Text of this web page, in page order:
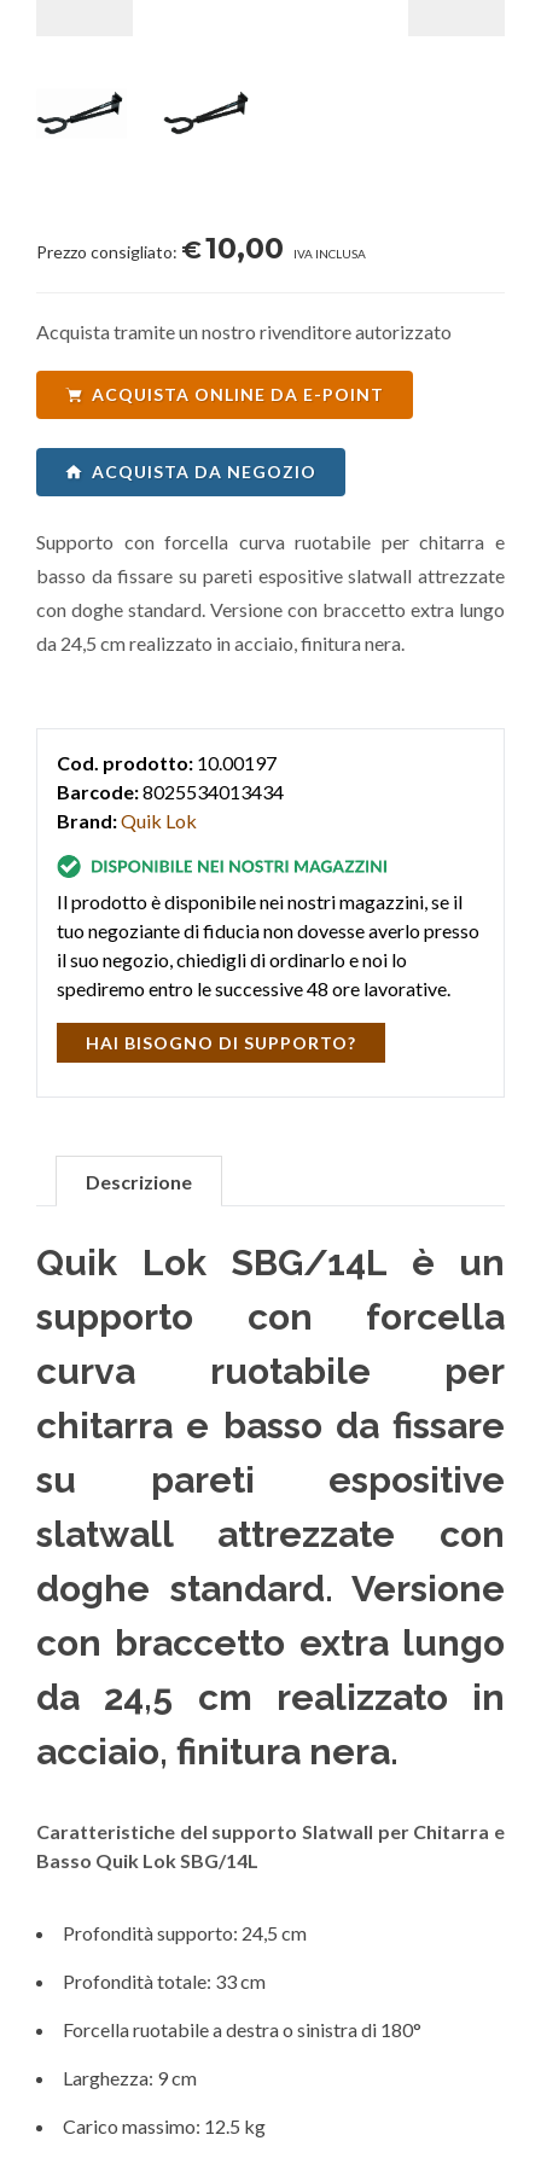
Prezzo consigliato: €10,00 IVA INCLUSA
Acquista tramite un nostro rivenditore autorizzato
ACQUISTA ONLINE DA E-POINT
ACQUISTA DA NEGOZIO
Supporto con forcella curva ruotabile per chitarra e
basso da fissare su pareti espositive slatwall attrezzate
con doghe standard. Versione con braccetto extra lungo
da 24,5 cm realizzato in acciaio, finitura nera.
Cod. prodotto: 10.00197
Barcode:8025534013434
Brand:Quik Lok
Il prodotto è disponibile nei nostri magazzini, se il
tuo negoziante di fiducia non dovesse averlo presso
il suo negozio, chiedigli di ordinarlo e noi lo
spediremo entro le successive 48 ore lavorative.
HAI BISOGNO DI SUPPORTO?
Descrizione
Quik Lok SBG/14L è un
supporto con forcella
curva ruotabile per
chitarra e basso da fissare
su pareti espositive
slatwall attrezzate con
doghe standard. Versione
con braccetto extra lungo
da 24,5 cm realizzato in
acciaio, finitura nera.
Caratteristiche del supporto Slatwall per Chitarra e
Basso Quik Lok SBG/14L
Profondità supporto: 24,5 cm
Profondità totale: 33 cm
Forcella ruotabile a destra o sinistra di 180°
Larghezza: 9 cm
Carico massimo: 12.5 kg